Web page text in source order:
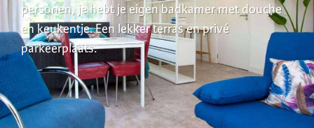
personen, je hebt je eigen badkamer met douche
en keukentje. Een lekker terras en privé
parkeerplaats.